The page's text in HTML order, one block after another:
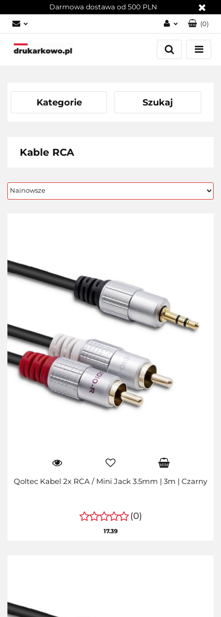
Darmowa dostawa od 500 PLN
Zaloguj się
Załóż konto
(0)
Kategorie Szukaj
Kable RCA
Qoltec Kabel 2x RCA / Mini Jack 3.5mm | 3m | Czarny
(0)
17.39